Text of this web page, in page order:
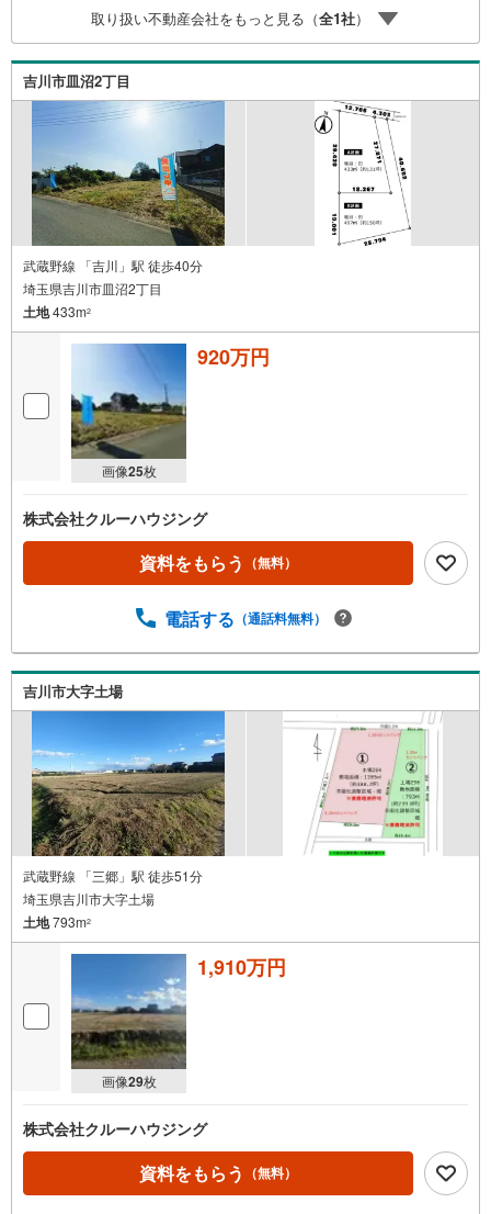
取り扱い不動産会社をもっと見る（全1社）
吉川市皿沼2丁目
武蔵野線 「吉川」駅 徒歩40分
埼玉県吉川市皿沼2丁目
土地433m2
画像25枚
920万円
株式会社クルーハウジング
資料をもらう （無料）
電話する （通話料無料）
吉川市大字土場
武蔵野線 「三郷」駅 徒歩51分
埼玉県吉川市大字土場
土地793m2
画像29枚
1,910万円
株式会社クルーハウジング
資料をもらう （無料）